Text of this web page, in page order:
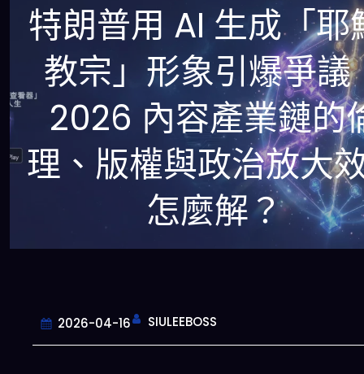
特朗普用 AI 生成「
教宗」形象引爆爭議
2026 內容產業鏈的
理、版權與政治放大
怎麼解？
2026-04-16 SIULEEBOSS